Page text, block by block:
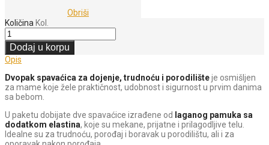
Obriši
Količina Kol.
Dodaj u korpu
Opis
Dvopak spavaćica za dojenje, trudnoću i porodilišteje osmišljen
za mame koje žele praktičnost, udobnost i sigurnost u prvim danima
sa bebom.
U paketu dobijate dve spavaćice izrađene od laganog pamuka sa
dodatkom elastina, koje su mekane, prijatne i prilagodljive telu.
Idealne su za trudnoću, porođaj i boravak u porodilištu, ali i za